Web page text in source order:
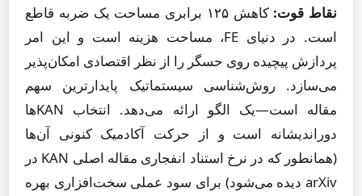
نقاط قوت:
کاهش ۱۲۵ برابری مساحت یک ضربه قاطع
است. در دنیای FE، مساحت هزینه است و این امر
پردازش پیچیده روی حسگر را از نظر اقتصادی امکان‌پذیر
می‌سازد. روش‌شناسی سیستماتیک پایدارترین سهم
مقاله است—یک الگو ارائه می‌دهد. انتخاب KANها
دوراندیشانه است و از حرکت آکادمیک کنونی آن‌ها
(همانطور که در نرخ استناد انفجاری مقاله اصلی KAN در
arXiv دیده می‌شود) برای سود عملی سخت‌افزاری بهره